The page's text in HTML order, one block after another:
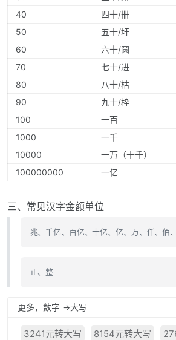
40
四十/卌
50
五十/圩
60
六十/圆
70
七十/进
80
八十/枯
90
九十/枠
100
一百
1000
一千
10000
一万（十千）
100000000
一亿
三、常见汉字金额单位
兆、千亿、百亿、十亿、亿、万、仟、
正、整
更多，数字 ->大写
3241元转大写 8154元转大写